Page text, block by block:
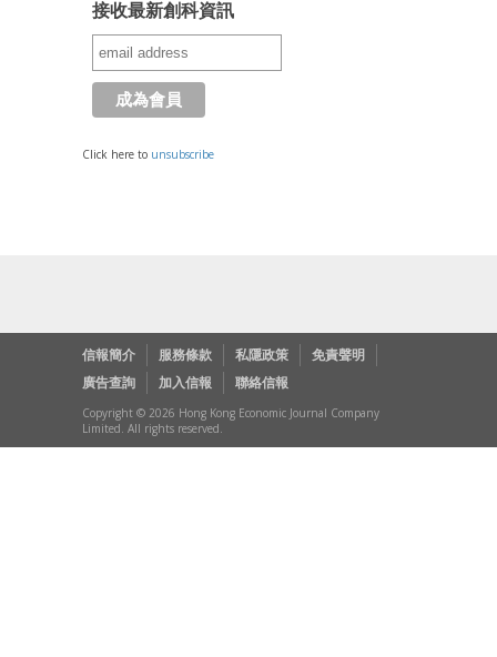
接收最新創科資訊
Click here to unsubscribe
信報簡介 服務條款 私隱政策
免責聲明
廣告查詢
加入信報 聯絡信報
Copyright © 2026 Hong Kong Economic Journal Company
Limited. All rights reserved.